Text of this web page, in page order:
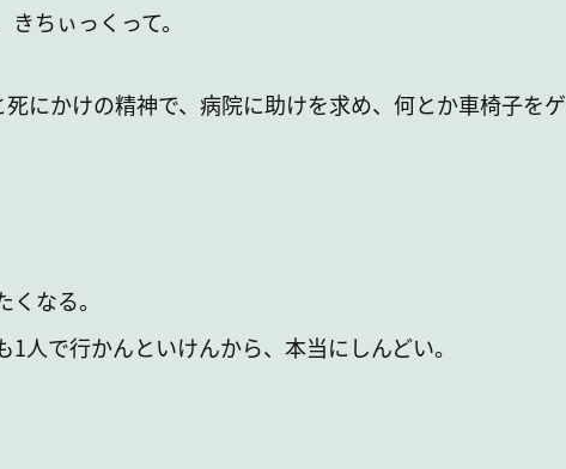
ちぃっくって。
にかけの精神で、病院に助けを求め、何とか車椅子をゲ
なる。
人で行かんといけんから、本当にしんどい。